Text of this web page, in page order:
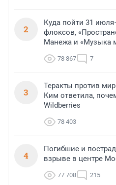
2
Куда пойти 31
флоксов,
Манежа и «Музыка
78 867 7
3
Теракты против
Ким ответила,
Wildberries
78 403
4
Погибшие и
взрыве в центре
77 708 215